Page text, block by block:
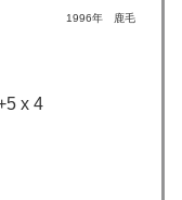
1996年 鹿毛 (千歳市)
x 4